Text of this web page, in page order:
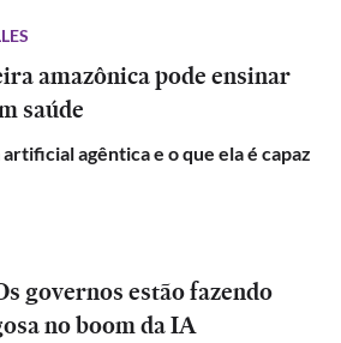
amazônica pode ensinar
saúde
agêntica e o que ela é capaz
governos estão fazendo
no boom da IA